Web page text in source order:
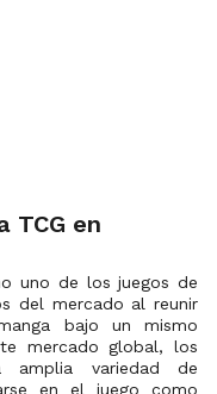
TCG en
uno de los juegos de
del mercado al reunir
bajo un mismo
mercado global, los
amplia variedad de
en el juego como